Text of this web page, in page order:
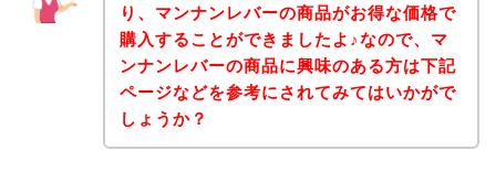
り、マンナンレバーの商品がお得な価格で
購入することができましたよ♪なので、マ
ンナンレバーの商品に興味のある方は下記
ページなどを参考にされてみてはいかがで
しょうか？